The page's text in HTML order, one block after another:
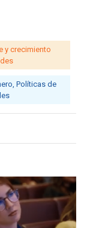
y crecimiento
Políticas de